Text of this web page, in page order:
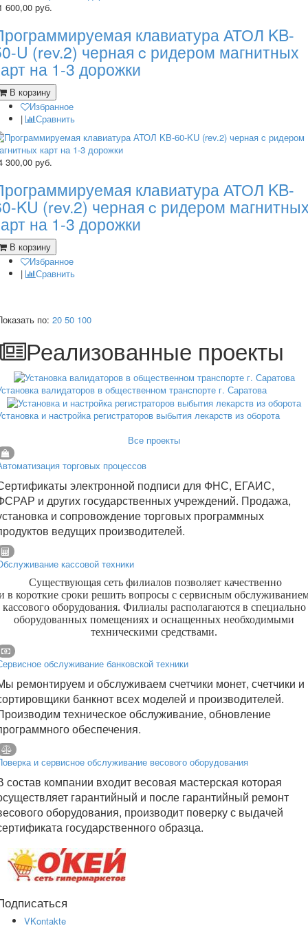
600,00 руб.
клавиатура АТОЛ KB-
U (rev.2) черная c ридером магнитных
на 1-3 дорожки
В корзину
Избранное
|
Сравнить
300,00 руб.
клавиатура АТОЛ KB-
KU (rev.2) черная c ридером
на 1-3 дорожки
В корзину
Избранное
|
Сравнить
по: 20 50 100
Реализованные проекты
валидаторов в общественном транспорте г. Саратова
и настройка регистраторов выбытия лекарств из оборота
Все проекты
торговых процессов
электронной подписи для ФНС, ЕГАИС,
и других государственных учреждений. Продажа,
и сопровождение торговых программных
ведущих производителей.
кассовой техники
Существующая сеть филиалов позволяет качественно
в короткие сроки решить вопросы с сервисным
кассового оборудования. Филиалы располагаются в специально
оборудованных помещениях и оснащенных необходимыми
техническими средствами.
обслуживание банковской техники
ремонтируем и обслуживаем счетчики монет, счетчики и
банкнот всех моделей и производителей.
техническое обслуживание, обновление
обеспечения.
и сервисное обслуживание весового оборудования
состав компании входит весовая мастерская которая
гарантийный и после гарантийный ремонт
оборудования, производит поверку с выдачей
государственного образца.
VKontakte